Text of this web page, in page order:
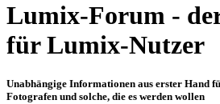
Lumix-Forum -
für Lumix-Nutzer
Unabhängige Informationen aus erster Hand
Fotografen und solche, die es werden wollen